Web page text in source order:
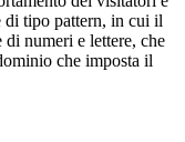
di tipo pattern, in cui il
di numeri e lettere, che
che imposta il